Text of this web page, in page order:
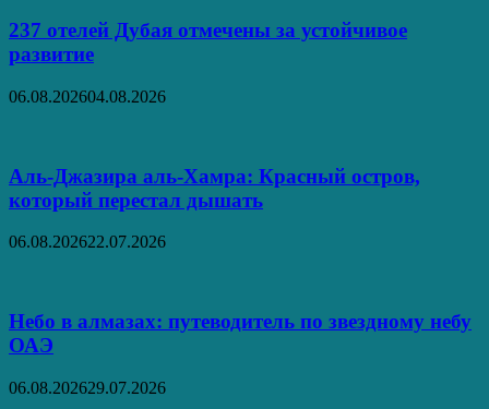
237 отелей Дубая отмечены за устойчивое
развитие
06.08.202604.08.2026
Аль‑Джазира аль‑Хамра: Красный остров,
который перестал дышать
06.08.202622.07.2026
Небо в алмазах: путеводитель по звездному небу
ОАЭ
06.08.202629.07.2026